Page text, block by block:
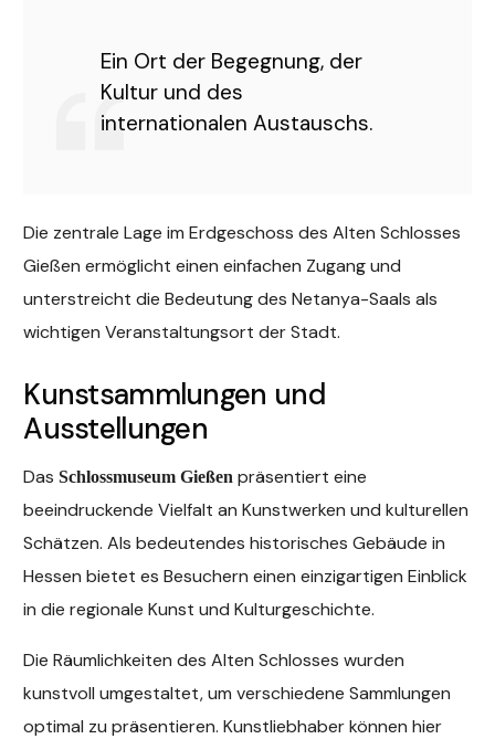
Ein Ort der Begegnung, der
Kultur und des
internationalen Austauschs.
Die zentrale Lage im Erdgeschoss des Alten Schlosses
Gießen ermöglicht einen einfachen Zugang und
unterstreicht die Bedeutung des Netanya-Saals als
wichtigen Veranstaltungsort der Stadt.
Kunstsammlungen und
Ausstellungen
DasSchlossmuseum Gießen präsentiert eine
beeindruckende Vielfalt an Kunstwerken und kulturellen
Schätzen. Als bedeutendes historisches Gebäude in
Hessen bietet es Besuchern einen einzigartigen Einblick
in die regionale Kunst und Kulturgeschichte.
Die Räumlichkeiten des Alten Schlosses wurden
kunstvoll umgestaltet, um verschiedene Sammlungen
optimal zu präsentieren. Kunstliebhaber können hier